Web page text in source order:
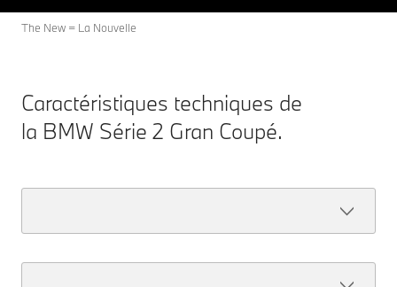
The New = La Nouvelle
Caractéristiques techniques de
la BMW Série 2 Gran Coupé.